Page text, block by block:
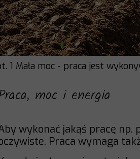
1 Mała moc - praca jest
moc i energia
wykonać jakąś pracę np.
Praca wymaga